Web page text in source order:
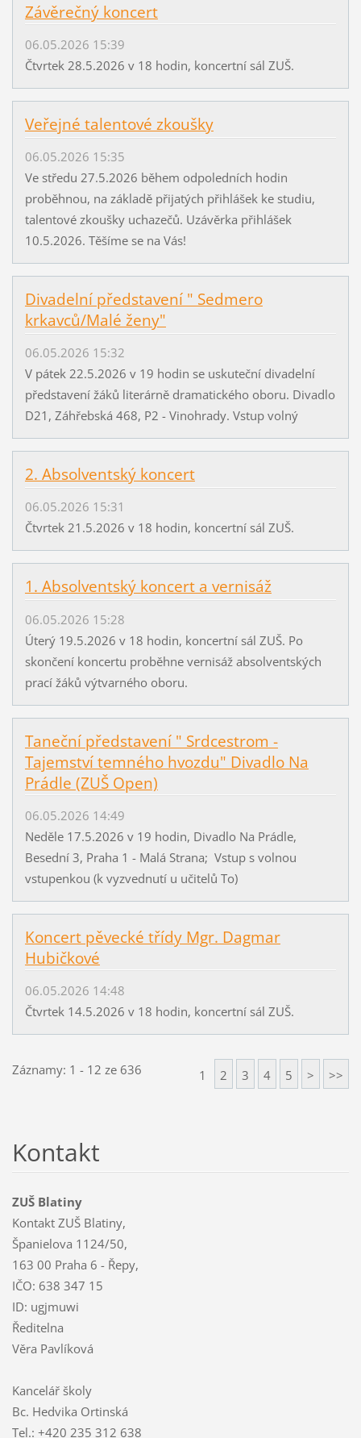
Závěrečný koncert
06.05.2026 15:39
Čtvrtek 28.5.2026 v 18 hodin, koncertní sál ZUŠ.
Veřejné talentové zkoušky
06.05.2026 15:35
Ve středu 27.5.2026 během odpoledních hodin
proběhnou, na základě přijatých přihlášek ke studiu,
talentové zkoušky uchazečů. Uzávěrka přihlášek
10.5.2026. Těšíme se na Vás!
Divadelní představení " Sedmero
krkavců/Malé ženy"
06.05.2026 15:32
V pátek 22.5.2026 v 19 hodin se uskuteční divadelní
představení žáků literárně dramatického oboru. Divadlo
D21, Záhřebská 468, P2 - Vinohrady. Vstup volný
2. Absolventský koncert
06.05.2026 15:31
Čtvrtek 21.5.2026 v 18 hodin, koncertní sál ZUŠ.
1. Absolventský koncert a vernisáž
06.05.2026 15:28
Úterý 19.5.2026 v 18 hodin, koncertní sál ZUŠ. Po
skončení koncertu proběhne vernisáž absolventských
prací žáků výtvarného oboru.
Taneční představení " Srdcestrom -
Tajemství temného hvozdu" Divadlo Na
Prádle (ZUŠ Open)
06.05.2026 14:49
Neděle 17.5.2026 v 19 hodin, Divadlo Na Prádle,
Besední 3, Praha 1 - Malá Strana; Vstup s volnou
vstupenkou (k vyzvednutí u učitelů To)
Koncert pěvecké třídy Mgr. Dagmar
Hubičkové
06.05.2026 14:48
Čtvrtek 14.5.2026 v 18 hodin, koncertní sál ZUŠ.
Záznamy: 1 - 12 ze 636 1 2 3 4 5 > >>
Kontakt
ZUŠ Blatiny
Kontakt ZUŠ Blatiny,
Španielova 1124/50,
163 00 Praha 6 - Řepy,
IČO: 638 347 15
ID: ugjmuwi
Ředitelna
Věra Pavlíková
Kancelář školy
Bc. Hedvika Ortinská
Tel.: +420 235 312 638